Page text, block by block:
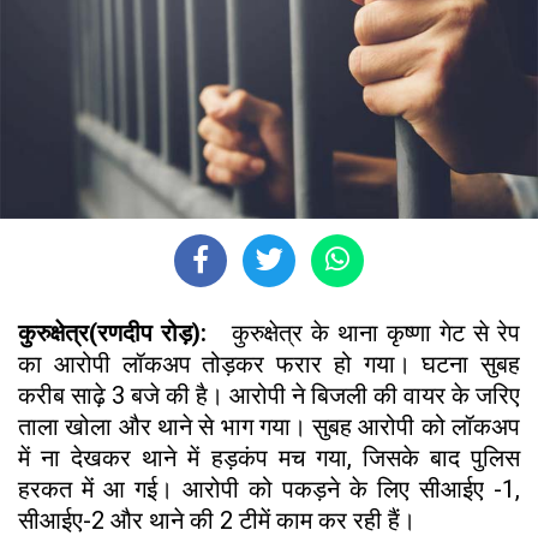
कुरुक्षेत्र(रणदीप रोड़):
कुरुक्षेत्र के थाना कृष्णा गेट से रेप
का आरोपी लॉकअप तोड़कर फरार हो गया। घटना सुबह
करीब साढ़े 3 बजे की है। आरोपी ने बिजली की वायर के जरिए
ताला खोला और थाने से भाग गया। सुबह आरोपी को लॉकअप
में ना देखकर थाने में हड़कंप मच गया, जिसके बाद पुलिस
हरकत में आ गई। आरोपी को पकड़ने के लिए सीआईए -1,
सीआईए-2 और थाने की 2 टीमें काम कर रही हैं।